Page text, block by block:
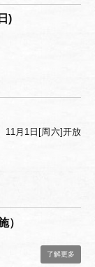
)
11月1日[周六]开放
）
了解更多